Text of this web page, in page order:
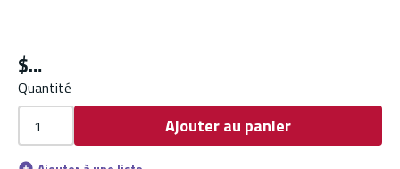
$
Quantité
Ajouter au panier